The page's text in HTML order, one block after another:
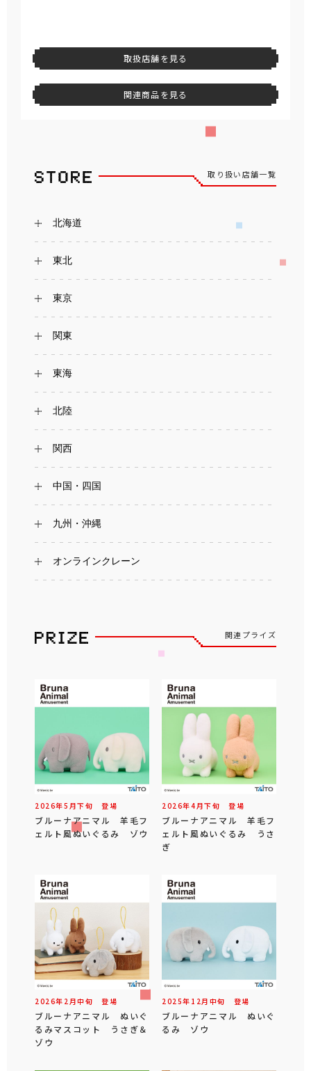
取扱店舗を見る
関連商品を見る
取り扱い店舗一覧
北海道
東北
東京
関東
東海
北陸
関西
中国・四国
九州・沖縄
オンラインクレーン
関連プライズ
2026年5 月下旬 登場
ブルーナアニマル 羊毛フ
ェルト風ぬいぐるみ ゾウ
2026年4 月下旬 登場
ブルーナアニマル 羊毛フ
ェルト風ぬいぐるみ うさ
ぎ
2026年 2 月中旬 登場
ブルーナアニマル ぬいぐ
るみマスコット うさぎ＆
ゾウ
2025年 12 月 中旬 登場
ブルーナアニマル ぬいぐ
るみ ゾウ